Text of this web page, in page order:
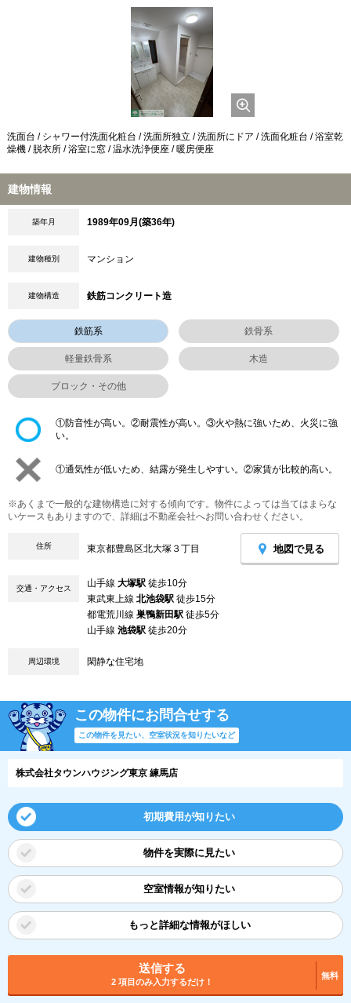
洗面台 / シャワー付洗面化粧台 / 洗面所独立 / 洗面所にドア / 洗面化粧台 / 浴室乾
燥機 / 脱衣所 / 浴室に窓 / 温水洗浄便座 / 暖房便座
建物情報
築年月 1989年09月(築36年)
建物種別 マンション
建物構造 鉄筋コンクリート造
鉄筋系 鉄骨系
軽量鉄骨系 木造
ブロック・その他
①防音性が高い。②耐震性が高い。③火や熱に強いため、火災に強
い。
①通気性が低いため、結露が発生しやすい。②家賃が比較的高い。
※あくまで一般的な建物構造に対する傾向です。物件によっては当てはまらな
いケースもありますので、詳細は不動産会社へお問い合わせください。
住所 東京都豊島区北大塚３丁目 地図で見る
交通・アクセス 山手線 大塚駅 徒歩10分
東武東上線 北池袋駅 徒歩15分
都電荒川線 巣鴨新田駅 徒歩5分
山手線 池袋駅 徒歩20分
周辺環境 閑静な住宅地
この物件にお問合せする
この物件を見たい、空室状況を知りたいなど
株式会社タウンハウジング東京 練馬店
初期費用が知りたい
物件を実際に見たい
空室情報が知りたい
もっと詳細な情報がほしい
送信する
2 項目のみ入力するだけ！
無料